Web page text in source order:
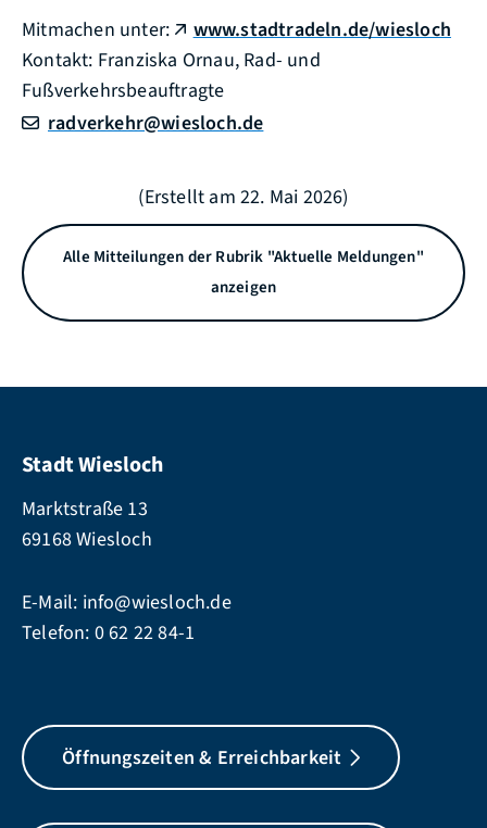
Mitmachen unter:
www.stadtradeln.de/wiesloch
Kontakt: Franziska Ornau, Rad- und
Fußverkehrsbeauftragte
radverkehr@wiesloch.de
(Erstellt am 22. Mai 2026)
Alle Mitteilungen der Rubrik "Aktuelle Meldungen"
anzeigen
Stadt Wiesloch
Marktstraße 13
69168 Wiesloch
E-Mail: info@wiesloch.de
Telefon: 0 62 22 84-1
Öffnungszeiten & Erreichbarkeit